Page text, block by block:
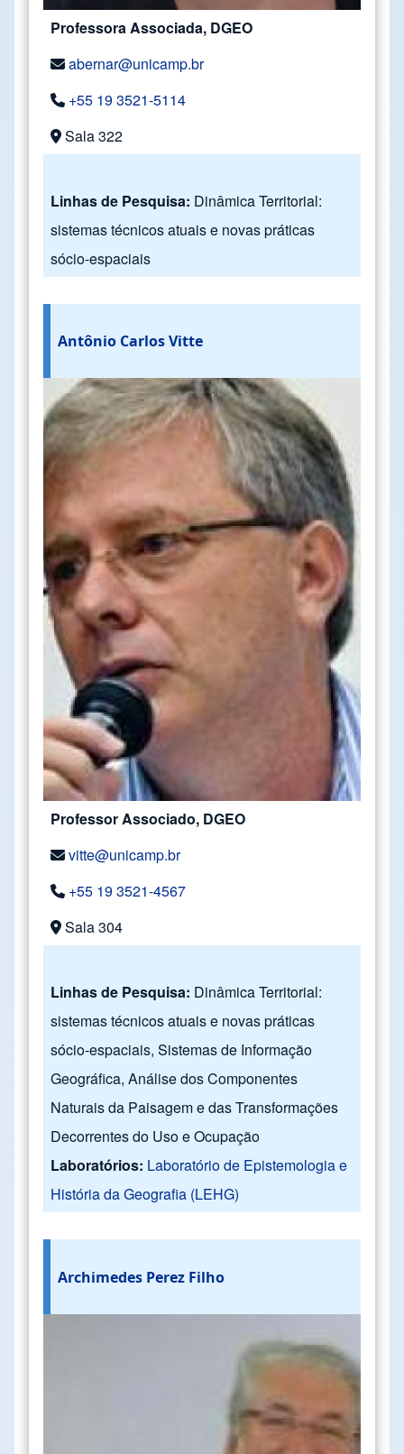
Professora Associada, DGEO
abernar@unicamp.br
+55 19 3521-5114
Sala 322
Linhas de Pesquisa: Dinâmica Territorial:
sistemas técnicos atuais e novas práticas
sócio-espaciais
Antônio Carlos Vitte
Professor Associado, DGEO
vitte@unicamp.br
+55 19 3521-4567
Sala 304
Linhas de Pesquisa: Dinâmica Territorial:
sistemas técnicos atuais e novas práticas
sócio-espaciais, Sistemas de Informação
Geográfica, Análise dos Componentes
Naturais da Paisagem e das Transformações
Decorrentes do Uso e Ocupação
Laboratórios: Laboratório de Epistemologia e
História da Geografia (LEHG)
Archimedes Perez Filho